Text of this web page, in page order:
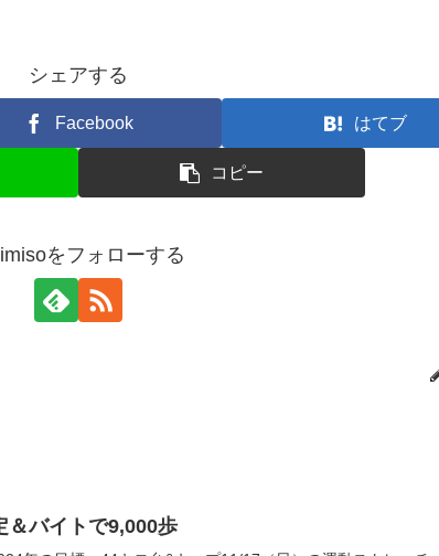
シェアする
Facebook はてブ
コピー
をフォローする
＆バイトで9,000歩